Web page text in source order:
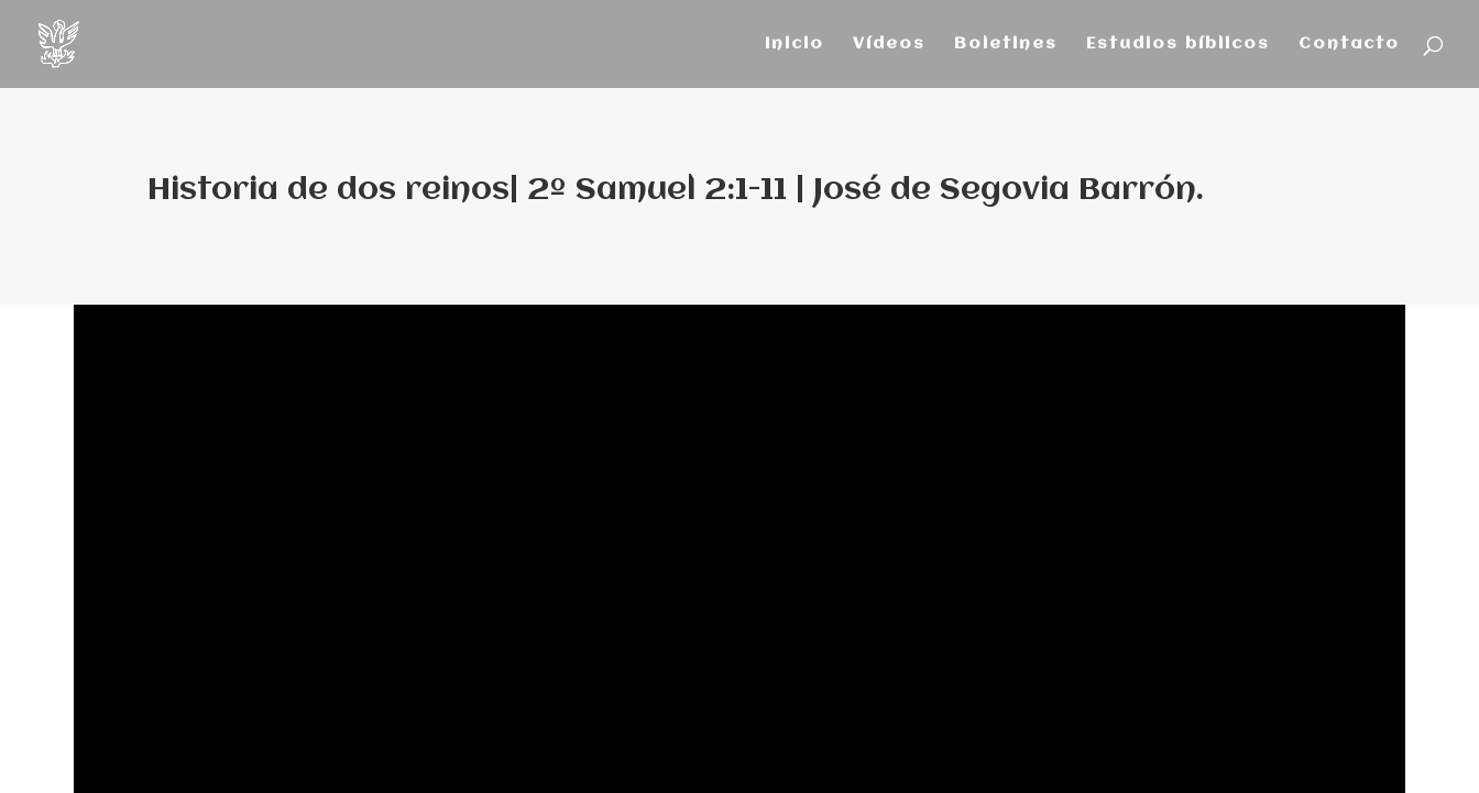
Inicio Vídeos Boletines Estudios bíblicos Contacto
Historia de dos reinos| 2º Samuel 2:1-11 | José de Segovia Barrón.